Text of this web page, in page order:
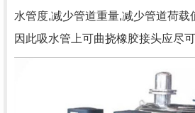
水管度,减少管道重量,减少管道荷载
因此吸水管上可曲挠橡胶接头应尽